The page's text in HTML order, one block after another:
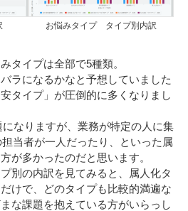
お悩みタイプ タイプ別内訳
タイプは全部で5種類。
ラになるかなと予想していました
タイプ」が圧倒的に多くなりまし
になりますが、業務が特定の人に集
当者が一人だったり、といった属
が多かったのだと思います。
別の内訳を見てみると、属人化タ
けで、どのタイプも比較的満遍な
な課題を抱えている方がいらっし